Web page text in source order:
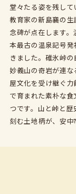
堂々たる姿を残して
教育家の新島襄の
念碑が点在します。
本最古の温泉記号
きました。碓氷峠の
妙義山の奇岩が連
屋文化を受け継ぐ
で育まれた素朴な
つです。山と峠と
刻む土地柄が、安中